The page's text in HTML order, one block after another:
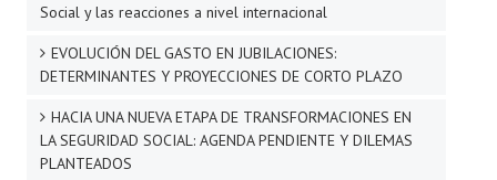
Social y las reacciones a nivel internacional
EVOLUCIÓN DEL GASTO EN JUBILACIONES:
DETERMINANTES Y PROYECCIONES DE CORTO PLAZO
HACIA UNA NUEVA ETAPA DE TRANSFORMACIONES EN
LA SEGURIDAD SOCIAL: AGENDA PENDIENTE Y DILEMAS
PLANTEADOS